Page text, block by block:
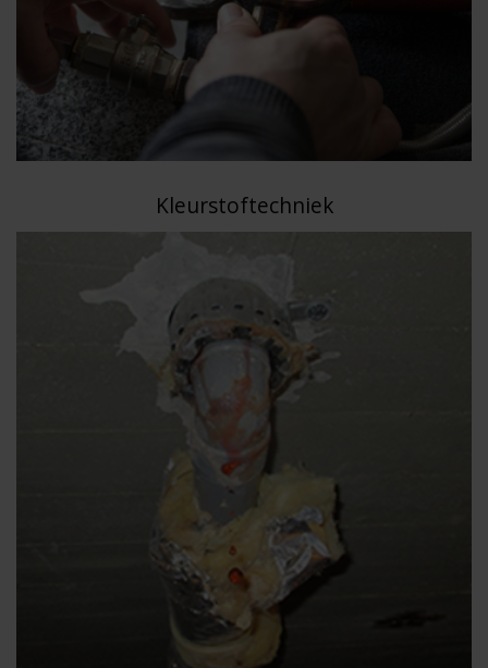
Kleurstoftechniek